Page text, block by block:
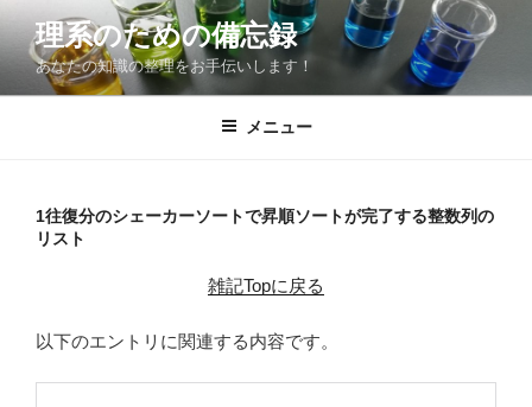
ン
ン
理系のための備忘録
あなたの知識の整理をお手伝いします！
メニュー
1往復分のシェーカーソートで昇順ソートが完了する整数列の
リスト
雑記Topに戻る
以下のエントリに関連する内容です。